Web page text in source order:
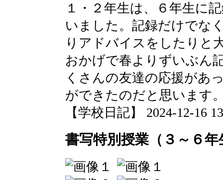
１・２年生は、６年生に
いました。記録だけでな
りアドバイスをしたりと
おかげで春よりずいぶん
くさんの友達の応援があ
ができたのだと思います
【学校日記】 2024-12-16
書写特別授業（３～６年